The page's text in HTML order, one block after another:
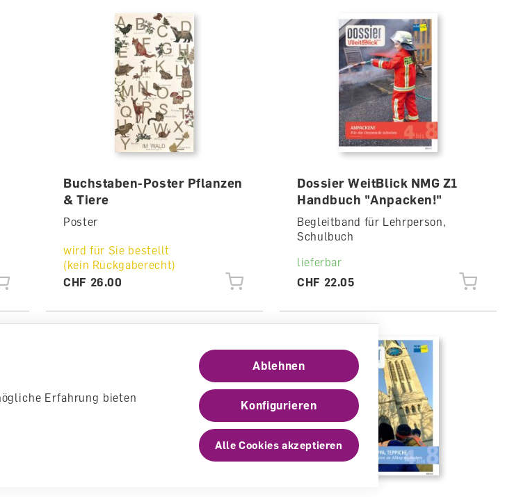
Buchstaben-Poster Pflanzen
& Tiere
Poster
wird für Sie bestellt
(kein Rückgaberecht)
CHF 26.00
Dossier WeitBlick NMG Z1
Handbuch "Anpacken!"
Begleitband für Lehrperson,
Schulbuch
lieferbar
CHF 22.05
Erfahrung bieten
Ablehnen
Konfigurieren
Alle Cookies akzeptieren